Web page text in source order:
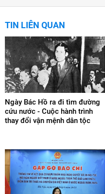
TIN LIÊN QUAN
Ngày Bác Hồ ra đi tìm đường
cứu nước - Cuộc hành trình
thay đổi vận mệnh dân tộc